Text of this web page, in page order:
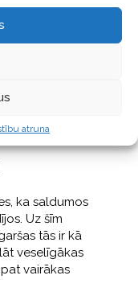
atruna
ka saldumos
Uz šīm
tās ir kā
veselīgākas
vairākas